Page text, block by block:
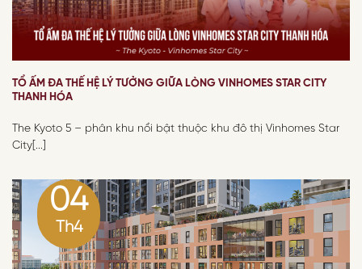
TỔ ẤM ĐA THẾ HỆ LÝ TƯỞNG GIỮA LÒNG VINHOMES STAR CITY
THANH HÓA
The Kyoto 5 – phân khu nổi bật thuộc khu đô thị Vinhomes Star
City[...]
04
Th4